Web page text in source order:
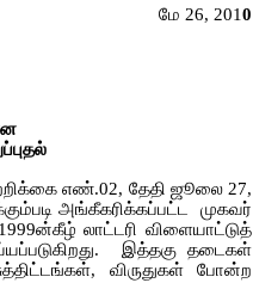
மே 26, 2010
எண்.02, தேதி ஜூலை 27,
அங்கீகரிக்கப்பட்ட முகவர்
லாட்டரி விளையாட்டுத்
இத்தகு தடைகள்
விருதுகள் போன்ற